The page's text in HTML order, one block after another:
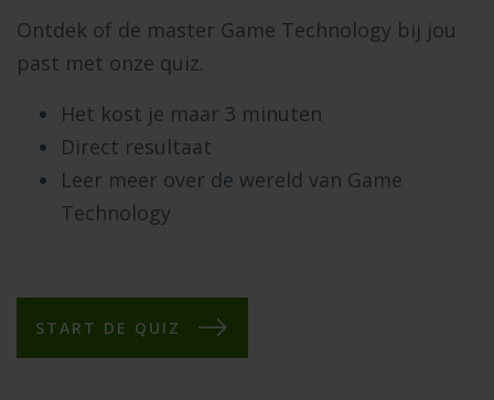
Ontdek of de master Game Technology bij jou
past met onze quiz.
Het kost je maar 3 minuten
Direct resultaat
Leer meer over de wereld van Game
Technology
START DE QUIZ